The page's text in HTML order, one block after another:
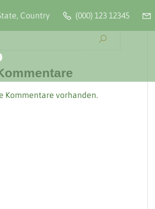
Country (000) 123 12345
Kommentare vorhanden.